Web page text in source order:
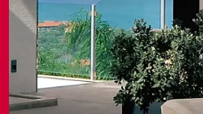
ПРОЕКТЫ